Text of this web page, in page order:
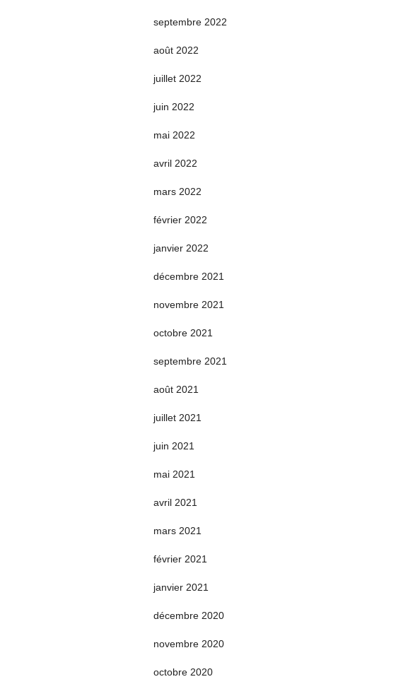
septembre 2022
août 2022
juillet 2022
juin 2022
mai 2022
avril 2022
mars 2022
février 2022
janvier 2022
décembre 2021
novembre 2021
octobre 2021
septembre 2021
août 2021
juillet 2021
juin 2021
mai 2021
avril 2021
mars 2021
février 2021
janvier 2021
décembre 2020
novembre 2020
octobre 2020